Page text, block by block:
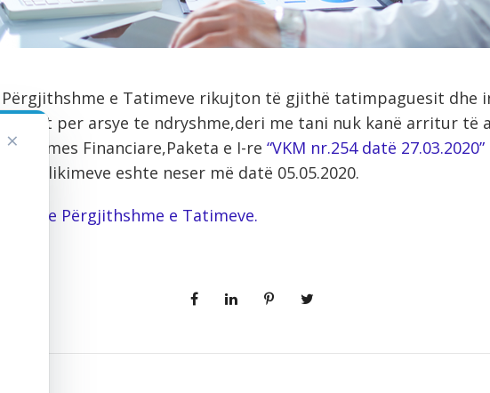
e Tatimeve rikujton të gjithë tatimpaguesit dhe
të cilët per arsye te ndryshme,deri me tani nuk kanë arritur të
Ndihmes Financiare,Paketa e I-re “VKM nr.254 datë 27.03.2020”
aplikimeve eshte neser më datë 05.05.2020.
e Përgjithshme e Tatimeve.
×